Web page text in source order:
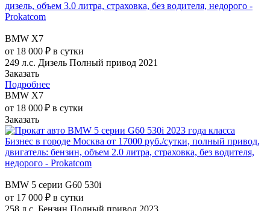
BMW X7
от 18 000 ₽ в сутки
249 л.с. Дизель Полный привод 2021
Заказать
Подробнее
BMW X7
от 18 000 ₽ в сутки
Заказать
BMW 5 серии G60 530i
от 17 000 ₽ в сутки
258 л.с. Бензин Полный привод 2023